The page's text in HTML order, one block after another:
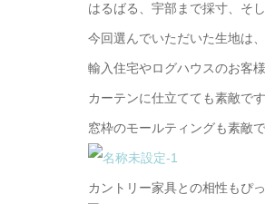
はるばる、宇部まで採寸、そ
今回選んでいただいた生地は
輸入住宅やログハウスのお客
カーテンに仕立てても素敵で
窓枠のモールティングも素敵
カントリー家具との相性もぴっ